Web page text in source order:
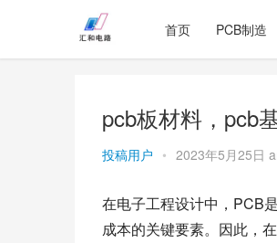
首页 PCB制造
pcb板材料，pcb
投稿用户 • 2023年5月25日
在电子工程设计中，PCB
成本的关键要素。因此，